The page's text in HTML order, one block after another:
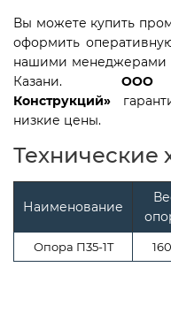
Вы можете купить
оформить
нашими менеджерами
Казани.ООО
Конструкций»
низкие цены.
Технические
Наименование
Опора П35-1T